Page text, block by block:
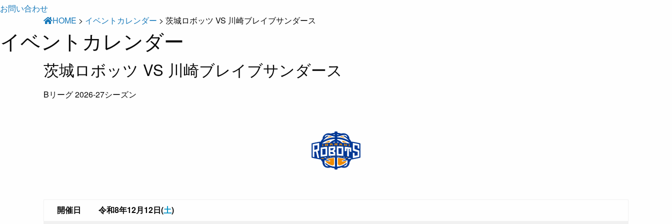
お問い合わせ
HOME > イベントカレンダー > 茨城ロボッツ VS 川崎ブレイブサンダース
イベントカレンダー
茨城ロボッツ VS 川崎ブレイブサンダース
Bリーグ 2026-27シーズン
開催日 令和8年12月12日(土)